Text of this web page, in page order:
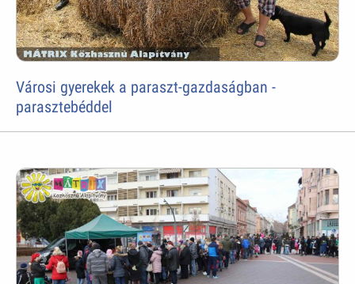
Városi gyerekek a paraszt-gazdaságban -
parasztebéddel